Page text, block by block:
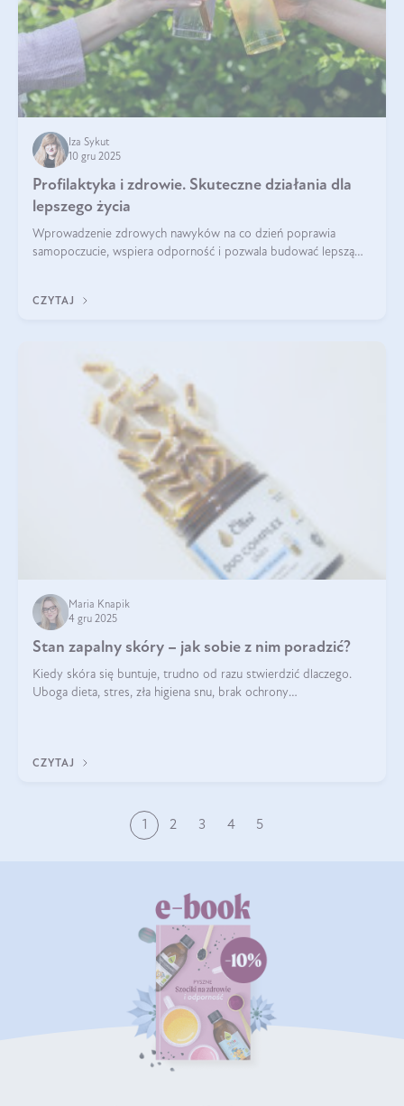
Iza Sykut
10 gru 2025
Profilaktyka i zdrowie. Skuteczne działania dla
lepszego życia
Wprowadzenie zdrowych nawyków na co dzień poprawia
samopoczucie, wspiera odporność i pozwala budować lepszą
CZYTAJ
Maria Knapik
4 gru 2025
Stan zapalny skóry – jak sobie z nim poradzić?
Kiedy skóra się buntuje, trudno od razu stwierdzić dlaczego.
Uboga dieta, stres, zła higiena snu, brak ochrony
CZYTAJ
1 2 3 4 5